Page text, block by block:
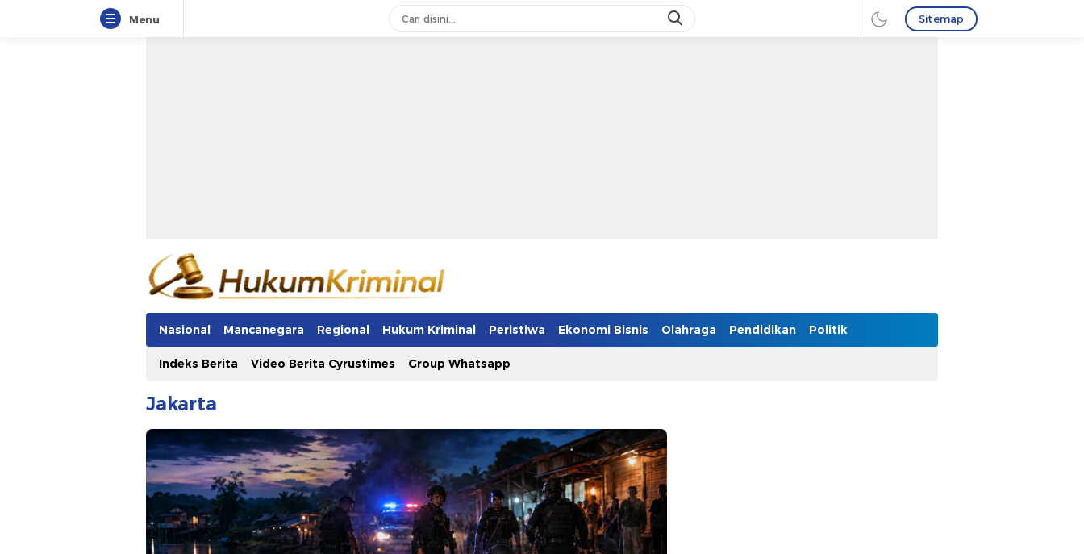
Menu Sitemap
Nasional Mancanegara Regional Hukum Kriminal Peristiwa Ekonomi Bisnis Olahraga Pendidikan Politik
Indeks Berita Video Berita Cyrustimes Group Whatsapp
Jakarta